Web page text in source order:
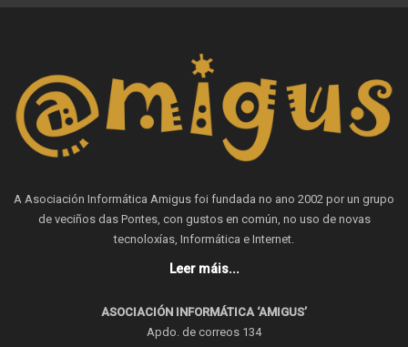
A Asociación Informática Amigus foi fundada no ano 2002 por un grupo
de veciños das Pontes, con gustos en común, no uso de novas
tecnoloxías, Informática e Internet.
Leer máis...
ASOCIACIÓN INFORMÁTICA ‘AMIGUS’
Apdo. de correos 134